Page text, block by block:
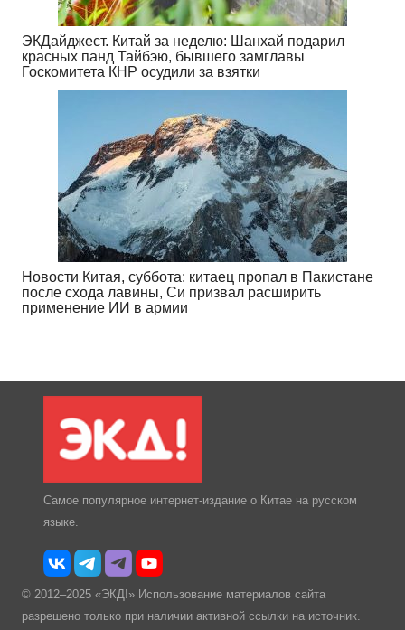
ЭКДайджест. Китай за неделю: Шанхай подарил
красных панд Тайбэю, бывшего замглавы
Госкомитета КНР осудили за взятки
Новости Китая, суббота: китаец пропал в Пакистане
после схода лавины, Си призвал расширить
применение ИИ в армии
Самое популярное интернет-издание о Китае на русском
языке.
© 2012–2025 «ЭКД!» Использование материалов сайта
разрешено только при наличии активной ссылки на источник.